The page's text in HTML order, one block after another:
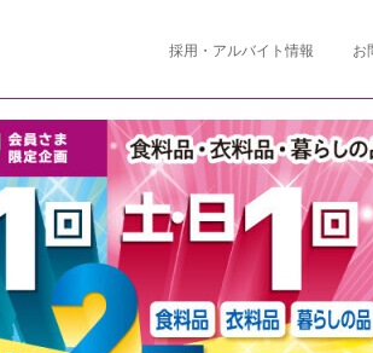
採用・アルバイト情報 お